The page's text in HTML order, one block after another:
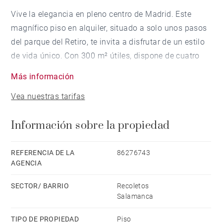
Vive la elegancia en pleno centro de Madrid. Este
magnífico piso en alquiler, situado a solo unos pasos
del parque del Retiro, te invita a disfrutar de un estilo
de vida único. Con 300 m² útiles, dispone de cuatro
acabados de primera calidad, aportan sofisticación y
compartir momentos especiales en familia o con
invitados. Su moderna cocina, equipada con
electrodomésticos de última generación, hará que
cada comida sea un auténtico placer. A ello se suma
Más información
Vea nuestras tarifas
Información sobre la propiedad
REFERENCIA DE LA
AGENCIA
86276743
SECTOR/ BARRIO
Recoletos
Salamanca
TIPO DE PROPIEDAD Piso